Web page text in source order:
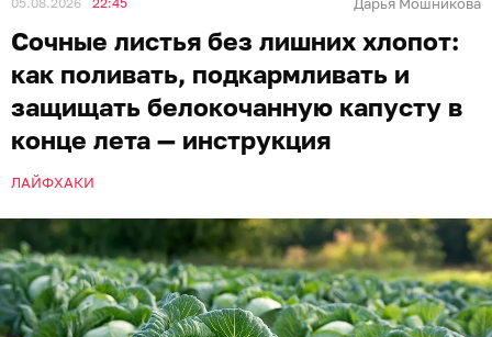
Сочные листья без лишних хлопот:
как поливать, подкармливать и
защищать белокочанную капусту в
конце лета — инструкция
ЛАЙФХАКИ